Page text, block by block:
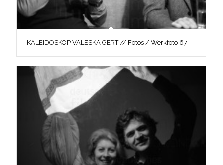
KALEIDOSKOP VALESKA GERT // Fotos / Werkfoto 67